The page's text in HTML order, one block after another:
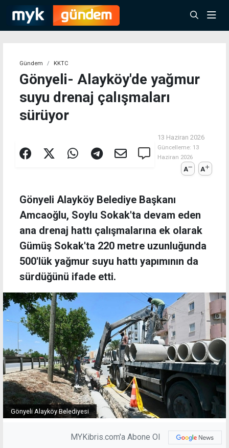
Gündem KKTC
Gönyeli- Alayköy'de yağmur
suyu drenaj çalışmaları
sürüyor
13 Haziran 2026
Güncelleme: 13
Haziran 2026
A A
Gönyeli Alayköy Belediye Başkanı
Amcaoğlu, Soylu Sokak'ta devam eden
ana drenaj hattı çalışmalarına ek olarak
Gümüş Sokak'ta 220 metre uzunluğunda
500'lük yağmur suyu hattı yapımının da
sürdüğünü ifade etti.
Gönyeli Alayköy Belediyesi
MYKibris.com'a Abone Ol